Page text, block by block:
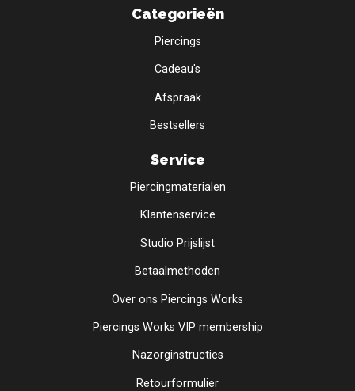
Categorieën
Piercings
Cadeau's
Afspraak
Bestsellers
Service
Piercingmaterialen
Klantenservice
Studio Prijslijst
Betaalmethoden
Over ons Piercings Works
Piercings Works VIP membership
Nazorginstructies
Retourformulier